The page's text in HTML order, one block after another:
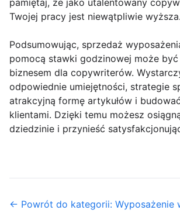
pamiętaj, że jako utalentowany
Twojej pracy jest niewątpliwie wyższa.
Podsumowując, sprzedaż
pomocą stawki godzinowej może być
biznesem dla copywriterów.
odpowiednie umiejętności, strategie
atrakcyjną formę artykułów i
klientami. Dzięki temu możesz
dziedzinie i przynieść
← Powrót do kategorii: Wyposażenie